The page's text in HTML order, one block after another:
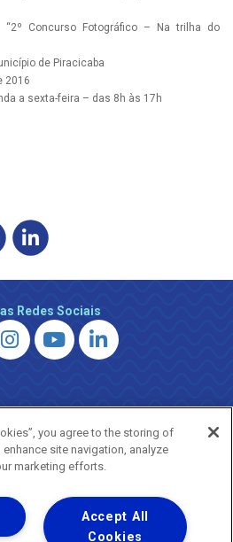
“2º Concurso Fotográfico – Na trilha do
de Piracicaba
2016
a sexta-feira – das 8h às 17h
Redes Sociais
® 2026 - Todos os Direitos Reservados.
movimenta a vida
Uso de Sites e Aplicativos
e Proteção de Dados
you agree to the storing of
site navigation, analyze
marketing efforts.
Accept All
Cookies